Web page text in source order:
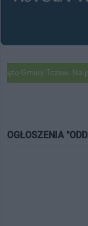
Tczew. Na
OGŁOSZENIA